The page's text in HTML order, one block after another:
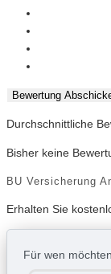
Bewertung
Durchschnittliche
Bisher keine
BU Versicherung
Erhalten Sie
Für wen